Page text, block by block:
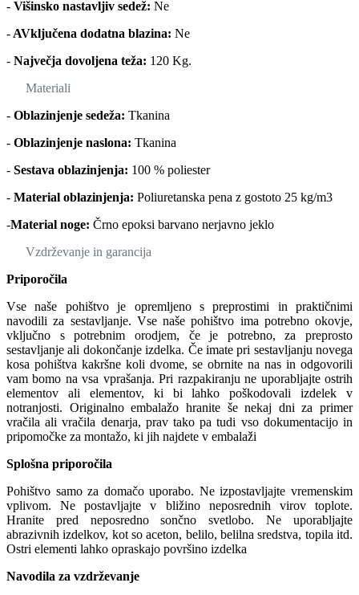
- Višinsko nastavljiv sedež: Ne
- AVključena dodatna blazina: Ne
- Največja dovoljena teža: 120 Kg.
Materiali
- Oblazinjenje sedeža: Tkanina
- Oblazinjenje naslona: Tkanina
- Sestava oblazinjenja: 100 % poliester
- Material oblazinjenja: Poliuretanska pena z gostoto 25 kg/m3
-Material noge: Črno epoksi barvano nerjavno jeklo
Vzdrževanje in garancija
Priporočila
Vse naše pohištvo je opremljeno s preprostimi in praktičnimi
navodili za sestavljanje. Vse naše pohištvo ima potrebno okovje,
vključno s potrebnim orodjem, če je potrebno, za preprosto
sestavljanje ali dokončanje izdelka. Če imate pri sestavljanju novega
kosa pohištva kakršne koli dvome, se obrnite na nas in odgovorili
vam bomo na vsa vprašanja. Pri razpakiranju ne uporabljajte ostrih
elementov ali elementov, ki bi lahko poškodovali izdelek v
notranjosti. Originalno embalažo hranite še nekaj dni za primer
vračila ali vračila denarja, prav tako pa tudi vso dokumentacijo in
pripomočke za montažo, ki jih najdete v embalaži
Splošna priporočila
Pohištvo samo za domačo uporabo. Ne izpostavljajte vremenskim
vplivom. Ne postavljajte v bližino neposrednih virov toplote.
Hranite pred neposredno sončno svetlobo. Ne uporabljajte
abrazivnih izdelkov, kot so aceton, belilo, belilna sredstva, topila itd.
Ostri elementi lahko opraskajo površino izdelka
Navodila za vzdrževanje